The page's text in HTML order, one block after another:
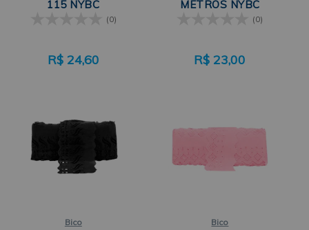
115 NYBC
(0)
R$ 24,60
METROS NYBC
(0)
R$ 23,00
Bico Bico